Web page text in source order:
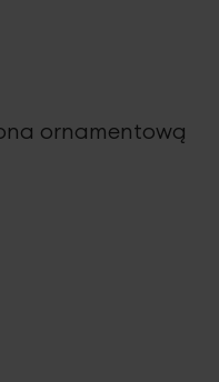
ornamentową